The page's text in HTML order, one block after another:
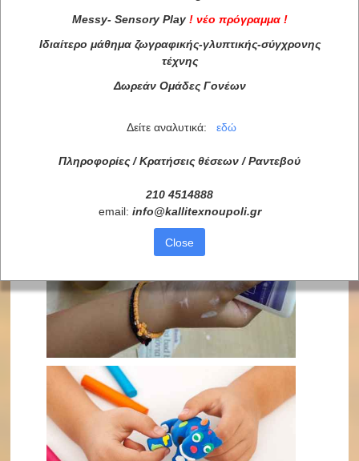
Messy- Sensory Play ! νέο πρόγραμμα !
Ιδιαίτερο μάθημα ζωγραφικής-γλυπτικής-σύγχρονης
τέχνης
Δωρεάν Ομάδες Γονέων
Δείτε αναλυτικά: εδώ
Πληροφορίες / Κρατήσεις θέσεων / Ραντεβού
210 4514888
email: info@kallitexnoupoli.gr
Close